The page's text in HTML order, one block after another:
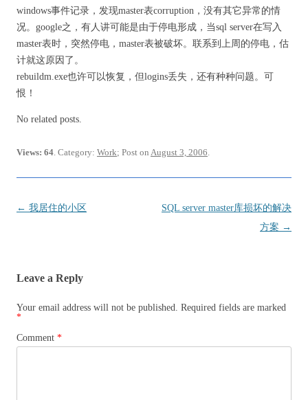
windows事件记录，发现master表corruption，没有其它异常的情
况。google之，有人讲可能是由于停电形成，当sql server在写入
master表时，突然停电，master表被破坏。联系到上周的停电，估
计就这原因了。
rebuildm.exe也许可以恢复，但logins丢失，还有种种问题。可
恨！
No related posts.
Views: 64. Category: Work; Post on August 3, 2006.
Post
← 我居住的小区
SQL server master库损坏的解决
方案 →
Leave a Reply
Your email address will not be published. Required fields are marked
*
Comment *